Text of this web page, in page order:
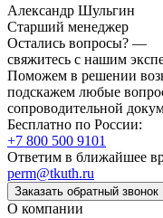
Александр Шульгин
Старший менеджер
Остались вопросы? —
свяжитесь с нашим
Поможем в решении
подскажем любые
сопроводительной
Бесплатно по России:
+7 800 500 9101
Ответим в ближайшее
perm@tkuth.ru
Заказать обратный звонок
О компании